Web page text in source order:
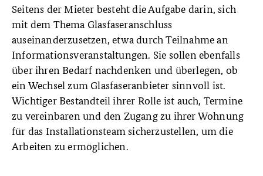
Seitens der Mieter besteht die Aufgabe darin, sich
mit dem Thema Glasfaseranschluss
auseinanderzusetzen, etwa durch Teilnahme an
Informationsveranstaltungen. Sie sollen ebenfalls
über ihren Bedarf nachdenken und überlegen, ob
ein Wechsel zum Glasfaseranbieter sinnvoll ist.
Wichtiger Bestandteil ihrer Rolle ist auch, Termine
zu vereinbaren und den Zugang zu ihrer Wohnung
für das Installationsteam sicherzustellen, um die
Arbeiten zu ermöglichen.